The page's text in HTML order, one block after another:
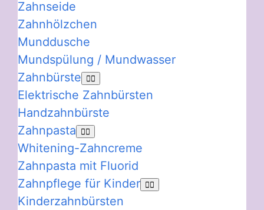
Zahnseide
Zahnhölzchen
Munddusche
Mundspülung / Mundwasser
Zahnbürste
Elektrische Zahnbürsten
Handzahnbürste
Zahnpasta
Whitening-Zahncreme
Zahnpasta mit Fluorid
Zahnpflege für Kinder
Kinderzahnbürsten